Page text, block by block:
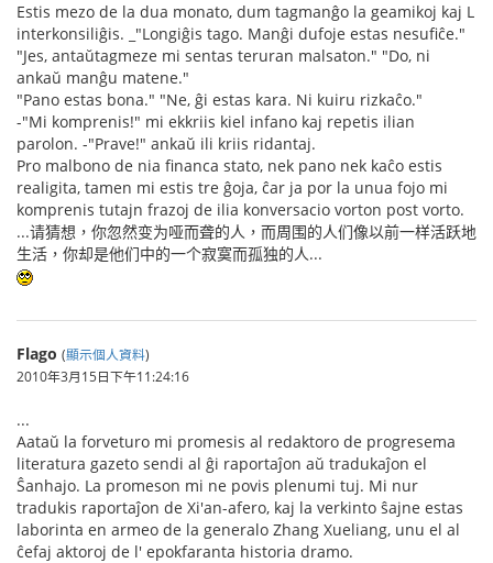
Estis mezo de la dua monato, dum tagmanĝo la geamikoj kaj L
interkonsiliĝis. _"Longiĝis tago. Manĝi dufoje estas nesufiĉe."
"Jes, antaŭtagmeze mi sentas teruran malsaton." "Do, ni
ankaŭ manĝu matene."
"Pano estas bona." "Ne, ĝi estas kara. Ni kuiru rizkaĉo."
-"Mi komprenis!" mi ekkriis kiel infano kaj repetis ilian
parolon. -"Prave!" ankaŭ ili kriis ridantaj.
Pro malbono de nia financa stato, nek pano nek kaĉo estis
realigita, tamen mi estis tre ĝoja, ĉar ja por la unua fojo mi
komprenis tutajn frazoj de ilia konversacio vorton post vorto.
...请猜想，你忽然变为哑而聋的人，而周围的人们像以前一样活跃地
生活，你却是他们中的一个寂寞而孤独的人...
Flago (顯示個人資料)
2010年3月15日下午11:24:16
...
Aataŭ la forveturo mi promesis al redaktoro de progresema
literatura gazeto sendi al ĝi raportaĵon aŭ tradukaĵon el
Ŝanhajo. La promeson mi ne povis plenumi tuj. Mi nur
tradukis raportaĵon de Xi'an-afero, kaj la verkinto ŝajne estas
laborinta en armeo de la generalo Zhang Xueliang, unu el al
ĉefaj aktoroj de l' epokfaranta historia dramo.